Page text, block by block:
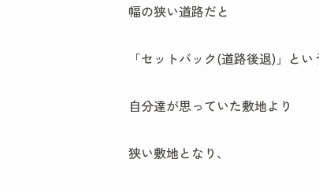
幅の狭い道路だと
「セットバック(道路後退)」と
自分達が思っていた敷地より
狭い敷地となり、